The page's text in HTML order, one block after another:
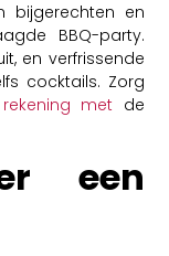
bijgerechten en
BBQ-party.
en verfrissende
cocktails. Zorg
met de
een